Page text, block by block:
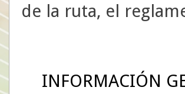
de la ruta, el
INFORMACIÓN